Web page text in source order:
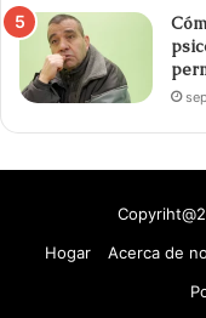
Hogar
Acerca de